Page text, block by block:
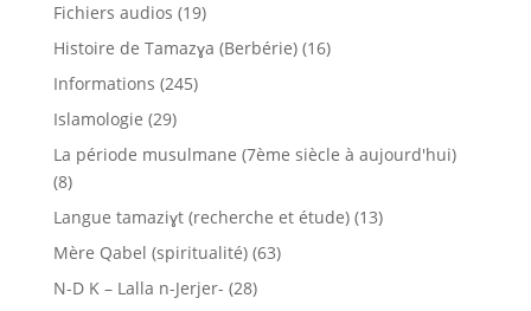
Fichiers audios (19)
Histoire de Tamazɣa (Berbérie)(16)
Informations (245)
Islamologie (29)
La période musulmane (7ème siècle à aujourd'hui)
(8)
Langue tamaziɣt (recherche et étude)(13)
Mère Qabel (spiritualité)(63)
N-D K – Lalla n-Jerjer- (28)